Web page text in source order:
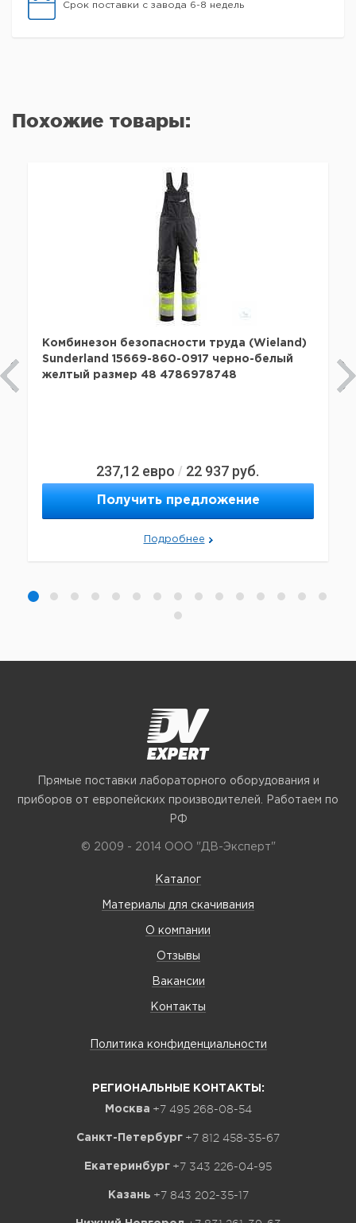
Срок поставки с завода 6-8 недель
Похожие товары:
Комбинезон безопасности труда (Wieland)
Sunderland 15669-860-0917 черно-белый
желтый размер 48 4786978748
237,12 евро / 22 937 руб.
Получить предложение
Подробнее
Прямые поставки лабораторного оборудования и
приборов от европейских производителей. Работаем по
РФ
© 2009 - 2014 ООО "ДВ-Эксперт"
Каталог
Материалы для скачивания
О компании
Отзывы
Вакансии
Контакты
Политика конфиденциальности
РЕГИОНАЛЬНЫЕ КОНТАКТЫ:
Москва +7 495 268-08-54
Санкт-Петербург +7 812 458-35-67
Екатеринбург +7 343 226-04-95
Казань +7 843 202-35-17